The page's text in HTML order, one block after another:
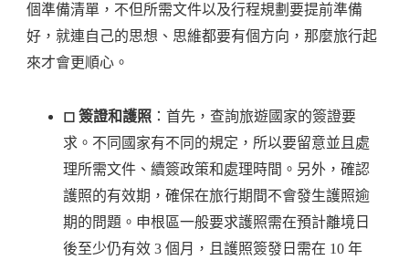
個準備清單，不但所需文件以及行程規劃要提前準備
好，就連自己的思想、思維都要有個方向，那麼旅行起
來才會更順心。
◻︎ 簽證和護照 ：首先，查詢旅遊國家的簽證要
求。不同國家有不同的規定，所以要留意並且處
理所需文件、續簽政策和處理時間。另外，確認
護照的有效期，確保在旅行期間不會發生護照逾
期的問題。申根區一般要求護照需在預計離境日
後至少仍有效 3 個月，且護照簽發日需在 10 年